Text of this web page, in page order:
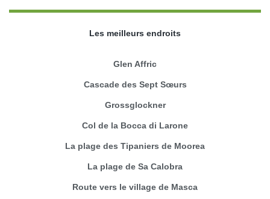
Les meilleurs endroits
Glen Affric
Cascade des Sept Sœurs
Grossglockner
Col de la Bocca di Larone
La plage des Tipaniers de Moorea
La plage de Sa Calobra
Route vers le village de Masca